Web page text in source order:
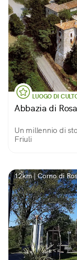
LUOGO DI
Abbazia di
Un millennio di
Friuli
12km | Corno di